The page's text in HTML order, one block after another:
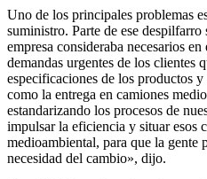
Uno de los principales problemas
suministro. Parte de ese despilfarro
empresa consideraba necesarios
demandas urgentes de los clientes
especificaciones de los productos
como la entrega en camiones
estandarizando los procesos de
impulsar la eficiencia y situar esos
medioambiental, para que la gente
necesidad del cambio», dijo.